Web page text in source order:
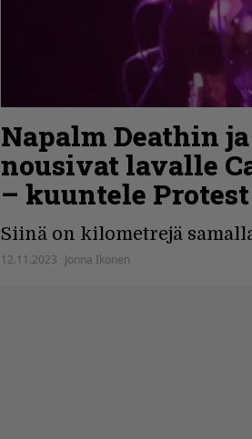
Napalm Deathin
nousivat lavalle
– kuuntele
Siinä on kilometrejä
12.11.2023 Jonna Ikonen